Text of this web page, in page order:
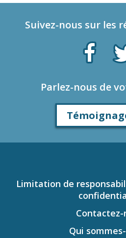
Suivez-nous sur les
Parlez-nous de
Limitation de
Contactez-
Qui